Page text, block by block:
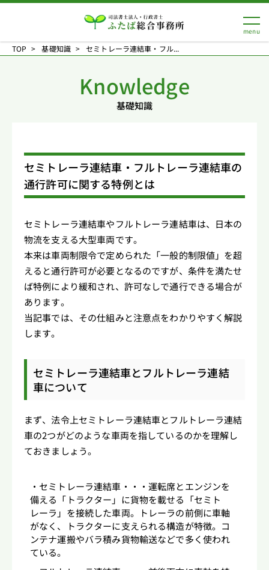
TOP 基礎知識 セミトレーラ連結車・フル...
Knowledge
基礎知識
セミトレーラ連結車・フルトレーラ連結車の
通行許可に関する特例とは
セミトレーラ連結車やフルトレーラ連結車は、日本の
物流を支える大型車両です。
本来は車両制限令で定められた「一般的制限値」を超
えると通行許可が必要となるのですが、条件を満たせ
ば特例により緩和され、許可なしで通行できる場合が
あります。
当記事では、その仕組みと注意点をわかりやすく解説
します。
セミトレーラ連結車とフルトレーラ連結
車について
まず、法令上セミトレーラ連結車とフルトレーラ連結
車の2つがどのような車両を指しているのかを理解し
ておきましょう。
セミトレーラ連結車・・・運転席とエンジンを
備える「トラクター」に貨物を載せる「セミト
レーラ」を接続した車両。トレーラの前側に車軸
がなく、トラクターに支えられる構造が特徴。コ
ンテナ運搬やバラ積み貨物輸送などで多く使われ
ている。